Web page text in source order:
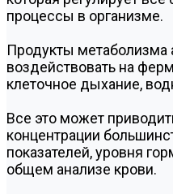
процессы в организме.
Продукты метаболизма
воздействовать на
клеточное дыхание,
Все это может
концентрации
показателей, уровня
общем анализе крови.